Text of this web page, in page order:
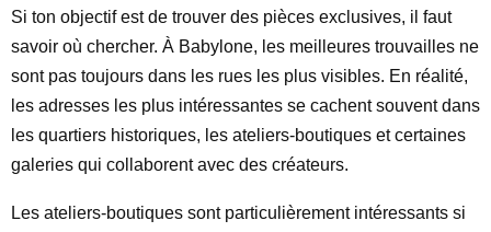
Si ton objectif est de trouver des pièces exclusives, il faut
savoir où chercher. À Babylone, les meilleures trouvailles ne
sont pas toujours dans les rues les plus visibles. En réalité,
les adresses les plus intéressantes se cachent souvent dans
les quartiers historiques, les ateliers-boutiques et certaines
galeries qui collaborent avec des créateurs.
Les ateliers-boutiques sont particulièrement intéressants si